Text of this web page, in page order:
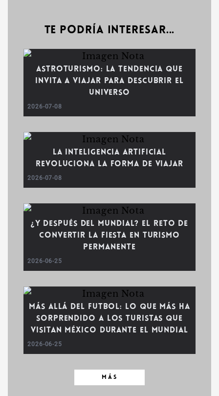
Te podría interesar...
Astroturismo: la tendencia que
invita a viajar para descubrir el
universo
2026-07-08
La inteligencia artificial
revoluciona la forma de viajar
2026-07-08
¿Y después del Mundial? El reto de
convertir la fiesta en turismo
permanente
2026-06-25
Más allá del futbol: lo que más ha
sorprendido a los turistas que
visitan México durante el Mundial
2026-06-25
MÁS